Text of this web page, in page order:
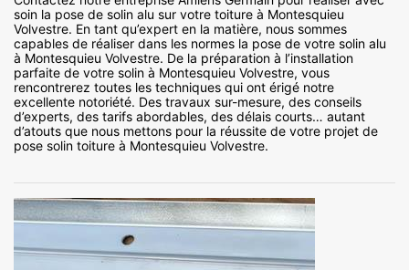
soin la pose de solin alu sur votre toiture à Montesquieu
Volvestre. En tant qu’expert en la matière, nous sommes
capables de réaliser dans les normes la pose de votre solin alu
à Montesquieu Volvestre. De la préparation à l’installation
parfaite de votre solin à Montesquieu Volvestre, vous
rencontrerez toutes les techniques qui ont érigé notre
excellente notoriété. Des travaux sur-mesure, des conseils
d’experts, des tarifs abordables, des délais courts… autant
d’atouts que nous mettons pour la réussite de votre projet de
pose solin toiture à Montesquieu Volvestre.